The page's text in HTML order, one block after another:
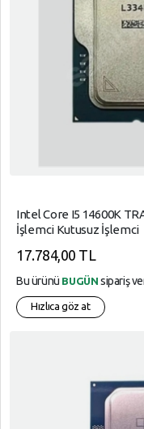
Intel Core I5 14600K
İşlemci Kutusuz İşlemci
17.784,00 TL
Bu ürünü BUGÜN sipariş
Hızlıca göz at